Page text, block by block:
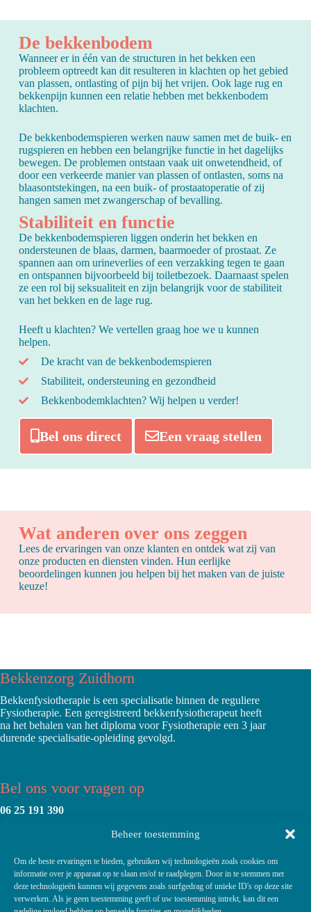
Beheer toestemming
Om de beste ervaringen te bieden, gebruiken wij technologieën zoals cookies om
informatie over je apparaat op te slaan en/of te raadplegen. Door in te stemmen met
deze technologieën kunnen wij gegevens zoals surfgedrag of unieke ID's op deze site
verwerken. Als je geen toestemming geeft of uw toestemming intrekt, kan dit een
De bekkenbodem
Wanneer er in één van de structuren in het bekken een
probleem optreedt kan dit resulteren in klachten op het gebied
van plassen, ontlasting of pijn bij het vrijen. Ook lage rug en
bekkenpijn kunnen een relatie hebben met bekkenbodem
klachten.
De bekkenbodemspieren werken nauw samen met de buik- en
rugspieren en hebben een belangrijke functie in het dagelijks
bewegen. De problemen ontstaan vaak uit onwetendheid, of
door een verkeerde manier van plassen of ontlasten, soms na
blaasontstekingen, na een buik- of prostaatoperatie of zij
hangen samen met zwangerschap of bevalling.
Stabiliteit en functie
De bekkenbodemspieren liggen onderin het bekken en
ondersteunen de blaas, darmen, baarmoeder of prostaat. Ze
spannen aan om urineverlies of een verzakking tegen te gaan
en ontspannen bijvoorbeeld bij toiletbezoek. Daarnaast spelen
ze een rol bij seksualiteit en zijn belangrijk voor de stabiliteit
van het bekken en de lage rug.
Heeft u klachten? We vertellen graag hoe we u kunnen
helpen.
De kracht van de bekkenbodemspieren
Stabiliteit, ondersteuning en gezondheid
Bekkenbodemklachten? Wij helpen u verder!
Bel ons direct Een vraag stellen
Wat anderen over ons zeggen
Lees de ervaringen van onze klanten en ontdek wat zij van
onze producten en diensten vinden. Hun eerlijke
beoordelingen kunnen jou helpen bij het maken van de juiste
keuze!
Bekkenzorg Zuidhorn
Bekkenfysiotherapie is een specialisatie binnen de reguliere
Fysiotherapie. Een geregistreerd bekkenfysiotherapeut heeft
na het behalen van het diploma voor Fysiotherapie een 3 jaar
durende specialisatie-opleiding gevolgd.
Bel ons voor vragen op
06 25 191 390
Stuur ons een bericht naar
info@bekkenzorgzuidhorn.nl